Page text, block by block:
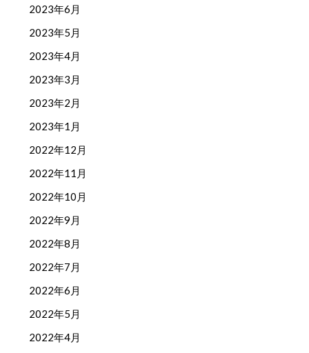
2023年6月
2023年5月
2023年4月
2023年3月
2023年2月
2023年1月
2022年12月
2022年11月
2022年10月
2022年9月
2022年8月
2022年7月
2022年6月
2022年5月
2022年4月